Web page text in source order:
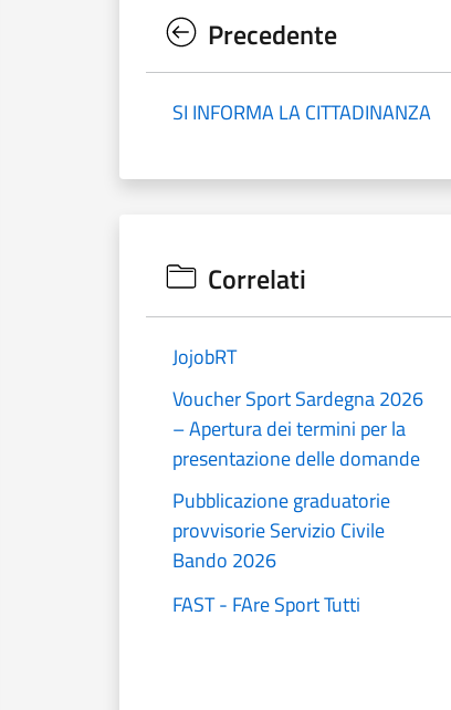
Precedente
SI INFORMA LA CITTADINANZA
Correlati
JojobRT
Voucher Sport Sardegna 2026
– Apertura dei termini per la
presentazione delle domande
Pubblicazione graduatorie
provvisorie Servizio Civile
Bando 2026
FAST - FAre Sport Tutti